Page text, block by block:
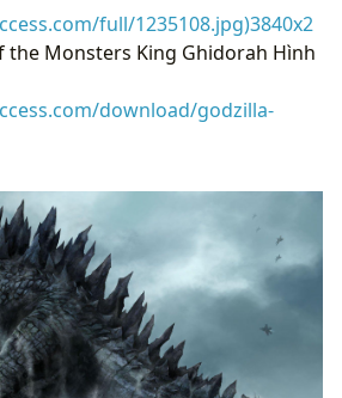
full/1235108.jpg)3840x2
the Monsters King Ghidorah Hình
download/godzilla-